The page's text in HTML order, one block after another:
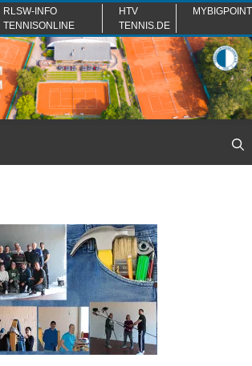
RLSW-INFO
TENNISONLINE
HTV
TENNIS.DE
MYBIGPOINT